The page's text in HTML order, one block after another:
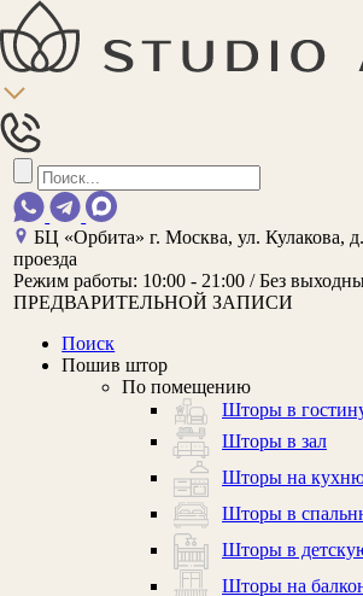
БЦ «Орбита»г. Москва, ул. Кулакова,
проезда
Режим работы: 10:00 - 21:00 / Без
ПРЕДВАРИТЕЛЬНОЙ ЗАПИСИ
Поиск
Пошив штор
По помещению
Шторы в
Шторы в зал
Шторы на
Шторы в
Шторы в
Шторы на